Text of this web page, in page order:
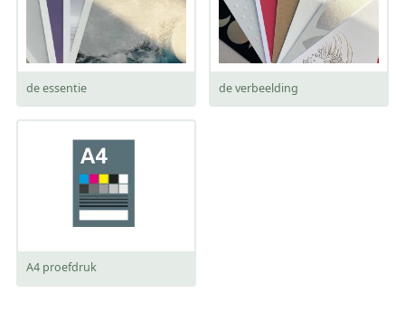
de essentie de verbeelding
A4 proefdruk